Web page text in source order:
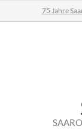
to
75 Jahre